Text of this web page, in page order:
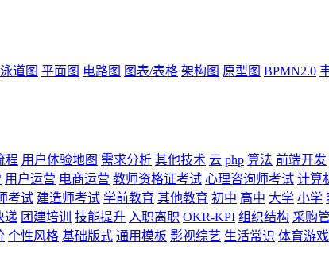
泳道图 平面图 电路图 图表/表格 架构图 原型图 BPMN2.0
程 用户体验地图 需求分析 其他技术 云 php 算法 前端开发
用户运营 电商运营 教师资格证考试 心理咨询师考试 计算
考试 建造师考试 学前教育 其他教育 初中 高中 大学 小学
递 团建培训 技能提升 入职离职 OKR-KPI 组织结构 采购
个性风格 基础版式 通用模板 影视综艺 生活常识 体育游戏